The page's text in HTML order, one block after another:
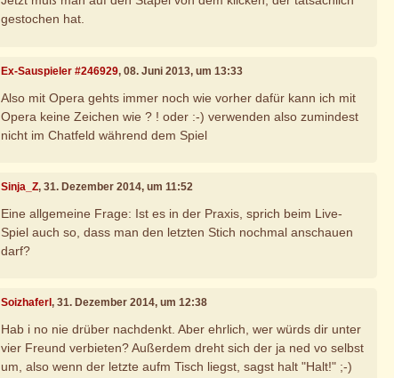
gestochen hat.
Ex-Sauspieler #246929, 08. Juni 2013, um 13:33
Also mit Opera gehts immer noch wie vorher dafür kann ich mit
Opera keine Zeichen wie ? ! oder :-) verwenden also zumindest
nicht im Chatfeld während dem Spiel
Sinja_Z, 31. Dezember 2014, um 11:52
Eine allgemeine Frage: Ist es in der Praxis, sprich beim Live-
Spiel auch so, dass man den letzten Stich nochmal anschauen
darf?
Soizhaferl, 31. Dezember 2014, um 12:38
Hab i no nie drüber nachdenkt. Aber ehrlich, wer würds dir unter
vier Freund verbieten? Außerdem dreht sich der ja ned vo selbst
um, also wenn der letzte aufm Tisch liegst, sagst halt "Halt!" ;-)